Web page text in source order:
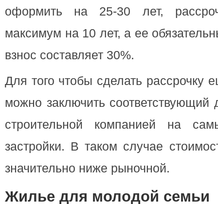
оформить на 25-30 лет,
максимум на 10 лет, а ее
взнос составляет 30%.
Для того чтобы сделать рассрочку
можно заключить соответствующий
строительной компанией на
застройки. В таком случае
значительно ниже рыночной.
Жилье для молодой семьи